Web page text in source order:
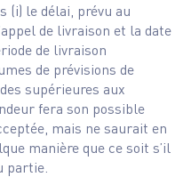
(i) le délai, prévu au
de livraison et la date
de livraison
de prévisions de
supérieures aux
fera son possible
mais ne saurait en
manière que ce soit s’il
partie.